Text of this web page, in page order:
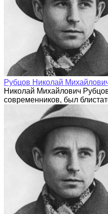
Рубцов Николай
Николай Михайлович
современников, был